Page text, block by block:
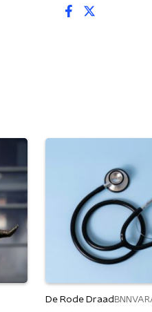
De Rode Draad